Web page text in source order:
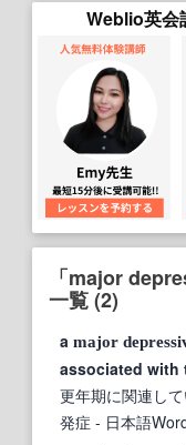
Weblio英会
「major
一覧 (2)
a major
associated with
更年期に関連し
発症 - 日本語